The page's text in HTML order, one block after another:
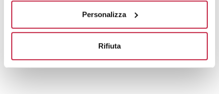
Personalizza
Rifiuta